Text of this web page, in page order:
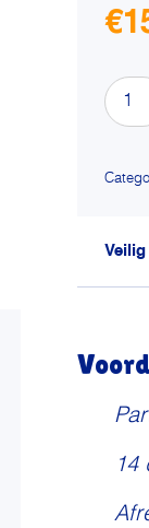
€
jumbo
Veilig
14